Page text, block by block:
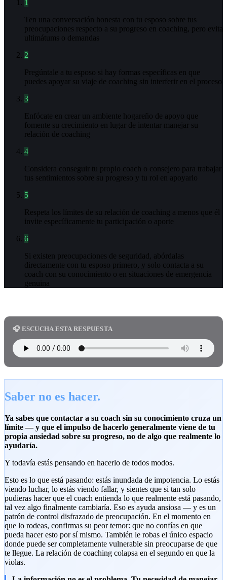
1
Ten una conversación honesta con tu esposo sobre tus
preocupaciones respecto a su progreso en coaching, pero evita
ultimátums o demandas
2
Pregúntale a tu esposo si hay formas específicas en que
puedes apoyar su viaje de coaching sin interferir en el proceso
3
Enfócate en crear un ambiente hogareño de apoyo que
fomente su crecimiento en lugar de intentar manejar su
relación de coaching
4
Considera conseguir tu propio coach o consejero para trabajar
tus sentimientos sobre su progreso y tu rol en apoyarlo
5
Respeta los límites de su relación de coaching a menos que él
invite específicamente tu participación o aporte
6
Si existen preocupaciones de seguridad, abórdalas
directamente con tu esposo primero, y solo contacta a su
coach con su conocimiento o en situaciones de emergencia
genuina
🎧 ESCUCHA ESTA RESPUESTA
Saber no es hacer.
Ya sabes que contactar a su coach sin su conocimiento cruza un
límite — y que el impulso de hacerlo generalmente viene de tu
propia ansiedad sobre su progreso, no de algo que realmente lo
ayudaría.
Y todavía estás pensando en hacerlo de todos modos.
Esto es lo que está pasando: estás inundada de impotencia. Lo estás
viendo luchar, lo estás viendo fallar, y sientes que si tan solo
pudieras hacer que el coach entienda lo que realmente está pasando,
tal vez algo finalmente cambiaría. Eso es ayuda ansiosa — y es un
patrón de control disfrazado de preocupación. En el momento en
que lo rodeas, confirmas su peor temor: que no confías en que
pueda hacer esto por sí mismo. También le robas el único espacio
donde puede ser completamente vulnerable sin preocuparse de que
te llegue. La relación de coaching colapsa en el segundo en que la
violas.